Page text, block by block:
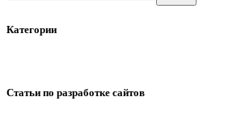
Категории
Статьи по разработке сайтов